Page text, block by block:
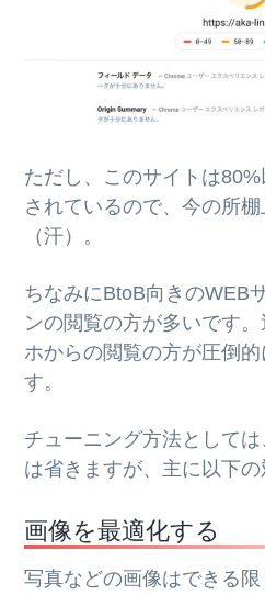
ただし、このサイトは
されているので、今の所
（汗）。
ちなみにBtoB向きのWEB
ンの閲覧の方が多いです
ホからの閲覧の方が圧倒
す。
チューニング方法として
は省きますが、主に以下の
画像を最適化する
写真などの画像はできる